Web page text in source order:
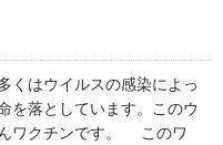
くはウイルスの感染によっ
を落としています。このウ
ワクチンです。 このワ